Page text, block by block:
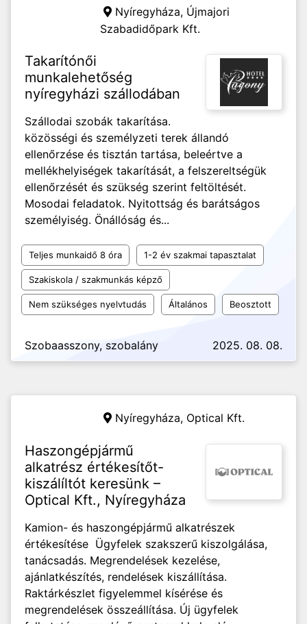
Nyíregyháza, Újmajori
Szabadidőpark Kft.
Takarítónői
munkalehetőség
nyíregyházi szállodában
Szállodai szobák takarítása.
közösségi és személyzeti terek állandó
ellenőrzése és tisztán tartása, beleértve a
mellékhelyiségek takarítását, a felszereltségük
ellenőrzését és szükség szerint feltöltését.
Mosodai feladatok. Nyitottság és barátságos
személyiség. Önállóság és...
Teljes munkaidő 8 óra 1-2 év szakmai tapasztalat
Szakiskola / szakmunkás képző
Nem szükséges nyelvtudás Általános Beosztott
Szobaasszony, szobalány 2025. 08. 08.
Nyíregyháza, Optical Kft.
Haszongépjármű
alkatrész értékesítőt-
kiszálíltót keresünk –
Optical Kft., Nyíregyháza
Kamion- és haszongépjármű alkatrészek
értékesítése Ügyfelek szakszerű kiszolgálása,
tanácsadás. Megrendelések kezelése,
ajánlatkészítés, rendelések kiszállítása.
Raktárkészlet figyelemmel kísérése és
megrendelések összeállítása. Új ügyfelek